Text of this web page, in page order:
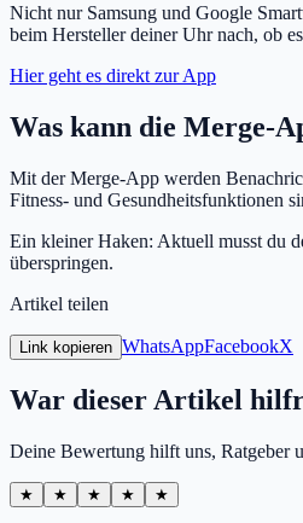
Nicht nur Samsung und Google
beim Hersteller deiner Uhr nach, ob
Hier geht es direkt zur App
Was kann die Merge-
Mit der Merge-App werden
Fitness- und Gesundheitsfunktionen
Ein kleiner Haken: Aktuell musst du
überspringen.
Artikel teilen
Link kopieren WhatsAppFacebookX
War dieser Artikel
Deine Bewertung hilft uns, Ratgeber
★ ★ ★ ★ ★